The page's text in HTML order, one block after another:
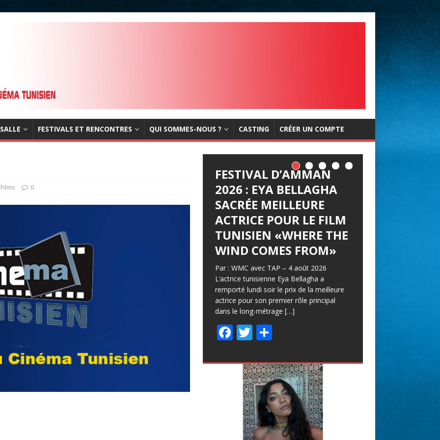
FESTIVALS ET RENCONTRES QUI SOMMES-NOUS ? CASTING CRÉER UN COMPTE
Films 0
FESTIVAL D’AMMAN
2026 : EYA BELLAGHA
SACRÉE MEILLEURE
ACTRICE POUR LE FILM
TUNISIEN «WHERE THE
WIND COMES FROM»
Par : WMC avec TAP – 4 août 2026
L’actrice tunisienne Eya Bellagha a
remporté lundi soir le prix de la meilleure
actrice pour son premier rôle principal
dans le long-métrage […]
F
e
T
itt
er
P
ta
g
er